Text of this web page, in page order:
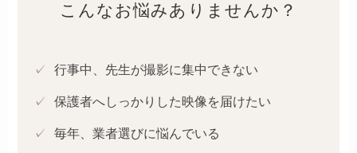
こんなお悩みありませんか？
✓ 行事中、先生が撮影に集中できない
✓ 保護者へしっかりした映像を届けたい
✓ 毎年、業者選びに悩んでいる